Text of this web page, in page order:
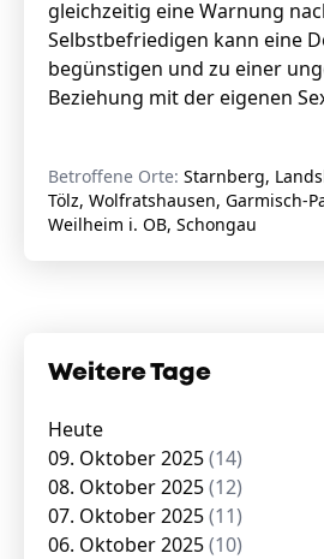
gleichzeitig eine Warnung
Selbstbefriedigen kann eine
begünstigen und zu einer
Beziehung mit der eigenen
Betroffene Orte: Starnberg,
Tölz, Wolfratshausen, Garmisch-
Weilheim i. OB, Schongau
Weitere Tage
Heute
09. Oktober 2025(14)
08. Oktober 2025(12)
07. Oktober 2025(11)
06. Oktober 2025(10)